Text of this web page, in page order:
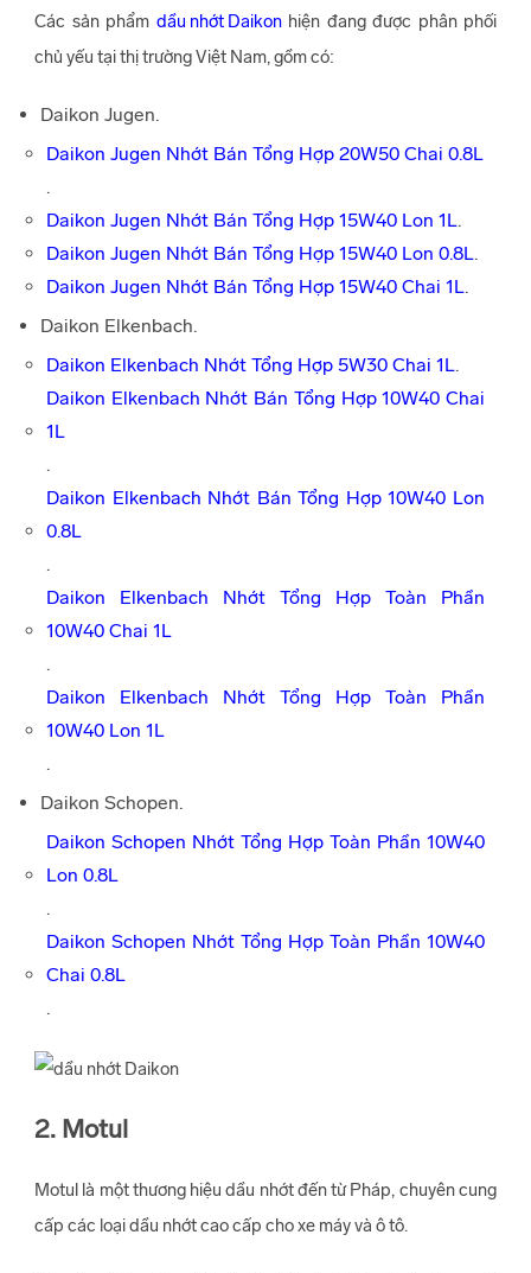
Các sản phẩm dầu nhớt Daikonhiện đang được phân phối
chủ yếu tại thị trường Việt Nam, gồm có:
Daikon Jugen.
Daikon Jugen Nhớt Bán Tổng Hợp 20W50 Chai 0.8L
.
Daikon Jugen Nhớt Bán Tổng Hợp 15W40 Lon 1L.
Daikon Jugen Nhớt Bán Tổng Hợp 15W40 Lon 0.8L.
Daikon Jugen Nhớt Bán Tổng Hợp 15W40 Chai 1L.
Daikon Elkenbach.
Daikon Elkenbach Nhớt Tổng Hợp 5W30 Chai 1L.
Daikon Elkenbach Nhớt Bán Tổng Hợp 10W40 Chai
1L
.
Daikon Elkenbach Nhớt Bán Tổng Hợp 10W40 Lon
0.8L
.
Daikon Elkenbach Nhớt Tổng Hợp Toàn Phần
10W40 Chai 1L
.
Daikon Elkenbach Nhớt Tổng Hợp Toàn Phần
10W40 Lon 1L
.
Daikon Schopen.
Daikon Schopen Nhớt Tổng Hợp Toàn Phần 10W40
Lon 0.8L
.
Daikon Schopen Nhớt Tổng Hợp Toàn Phần 10W40
Chai 0.8L
.
2. Motul
Motul là một thương hiệu dầu nhớt đến từ Pháp, chuyên cung
cấp các loại dầu nhớt cao cấp cho xe máy và ô tô.